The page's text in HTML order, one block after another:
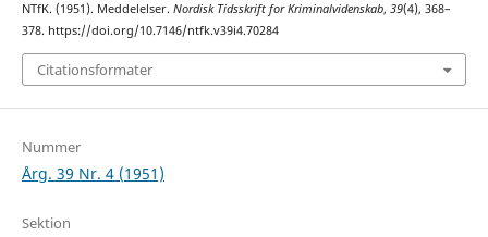
NTfK. (1951). Meddelelser. Nordisk Tidsskrift for Kriminalvidenskab, 39(4), 368–
378. https://doi.org/10.7146/ntfk.v39i4.70284
Citationsformater
Nummer
Årg. 39 Nr. 4 (1951)
Sektion